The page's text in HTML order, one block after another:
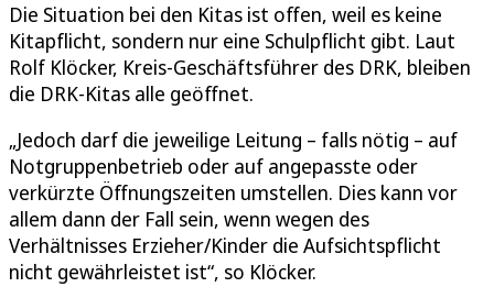
Die Situation bei den Kitas ist offen, weil es keine
Kitapflicht, sondern nur eine Schulpflicht gibt. Laut
Rolf Klöcker, Kreis-Geschäftsführer des DRK, bleiben
die DRK-Kitas alle geöffnet.
„Jedoch darf die jeweilige Leitung – falls nötig – auf
Notgruppenbetrieb oder auf angepasste oder
verkürzte Öffnungszeiten umstellen. Dies kann vor
allem dann der Fall sein, wenn wegen des
Verhältnisses Erzieher/Kinder die Aufsichtspflicht
nicht gewährleistet ist“, so Klöcker.